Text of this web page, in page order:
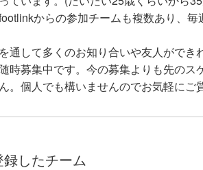
からの参加チームも複数あり、毎
通して多くのお知り合いや友人ができ
時募集中です。今の募集よりも先のス
。個人でも構いませんのでお気軽にご
したチーム